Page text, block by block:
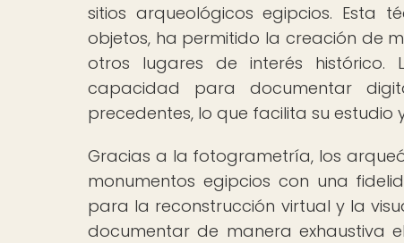
sitios arqueológicos egipcios. Esta
objetos, ha permitido la creación de
otros lugares de interés
capacidad para documentar
precedentes, lo que facilita su
Gracias a la fotogrametría, los
monumentos egipcios con una
para la reconstrucción virtual y la
documentar de manera exhaustiva